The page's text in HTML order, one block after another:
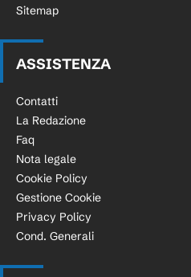
Sitemap
ASSISTENZA
Contatti
La Redazione
Faq
Nota legale
Cookie Policy
Gestione Cookie
Privacy Policy
Cond. Generali